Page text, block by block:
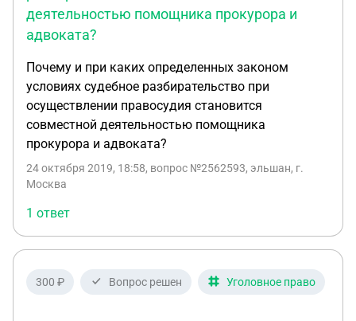
деятельностью помощника прокурора и
адвоката?
Почему и при каких определенных законом
условиях судебное разбирательство при
осуществлении правосудия становится
совместной деятельностью помощника
прокурора и адвоката?
24 октября 2019, 18:58, вопрос №2562593, эльшан, г.
Москва
1 ответ
300 ₽ Вопрос решен Уголовное право